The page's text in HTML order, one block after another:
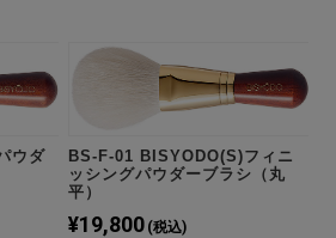
ウダ
BS-F-01 BISYODO(S)フィニ
ッシングパウダーブラシ（丸
平）
¥19,800 (税込)